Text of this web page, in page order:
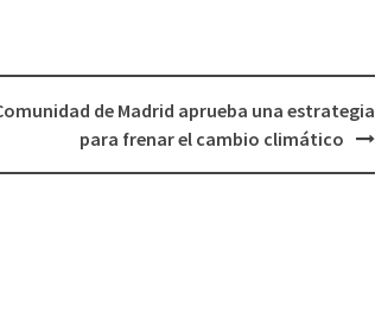
de Madrid aprueba una estrategia
para frenar el cambio climático